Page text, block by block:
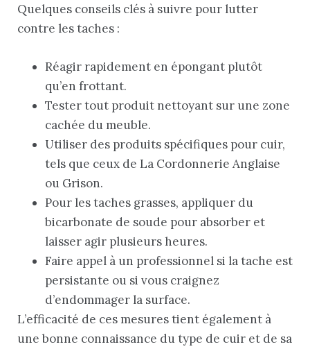
Quelques conseils clés à suivre pour lutter
contre les taches :
Réagir rapidement en épongant plutôt
qu’en frottant.
Tester tout produit nettoyant sur une zone
cachée du meuble.
Utiliser des produits spécifiques pour cuir,
tels que ceux de La Cordonnerie Anglaise
ou Grison.
Pour les taches grasses, appliquer du
bicarbonate de soude pour absorber et
laisser agir plusieurs heures.
Faire appel à un professionnel si la tache est
persistante ou si vous craignez
d’endommager la surface.
L’efficacité de ces mesures tient également à
une bonne connaissance du type de cuir et de sa